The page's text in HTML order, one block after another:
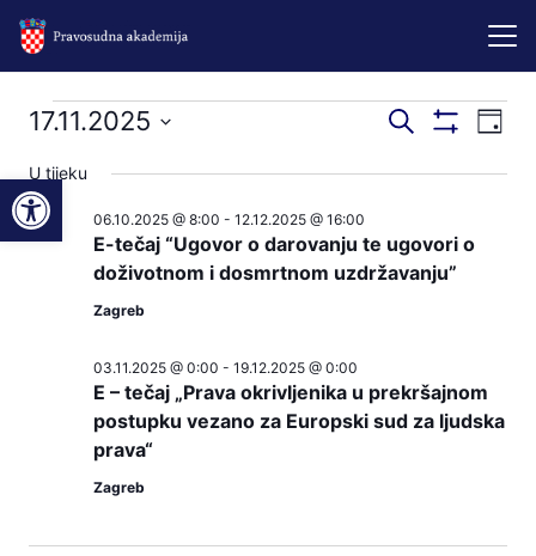
Open toolbar
Događaji
for
17.11.2025
Događaji
pregleda
Pretraži Dan
17.11.2025
datum.
U tijeku
E-tečaj “Ugovor o darovanju te ugovori o
doživotnom i dosmrtnom uzdržavanju”
06.10.2025 @ 8:00 - 12.12.2025 @ 16:00
Zagreb
E – tečaj „Prava okrivljenika u prekršajnom
postupku vezano za Europski sud za ljudska
prava“
03.11.2025 @ 0:00 - 19.12.2025 @ 0:00
Zagreb